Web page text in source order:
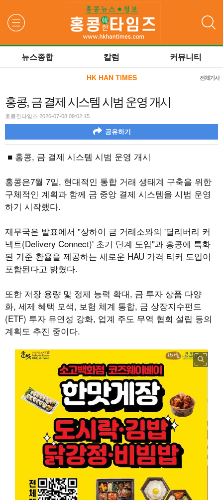
뉴스종합 칼럼 커뮤니티
HK HAN TIMES 전체기사
홍콩, 금 결제 시스템 시범 운영 개시
홍콩한타임즈 2026-07-08 09:02:15
공유하기
■ 홍콩, 금 결제 시스템 시범 운영 개시
홍콩은7월 7일, 현대적인 통합 거래 생태계 구축을 위한
구체적인 계획과 함께 금 중앙 결제 시스템을 시범 운영
하기 시작했다.
재무국은 발표에서 "상하이 금 거래소와의 '딜리버리 커
넥트(Delivery Connect)' 초기 단계 도입"과 홍콩에 특화
된 기준 환율을 제공하는 새로운 HAU 가격 티커 도입이
포함된다고 밝혔다.
또한 저장 용량 및 정제 능력 확대, 금 투자 상품 다양
화, 세제 혜택 모색, 보험 체계 통합, 금 상장지수펀드
(ETF) 투자 유연성 강화, 업계 주도 무역 협회 설립 등의
계획도 추진 중이다.